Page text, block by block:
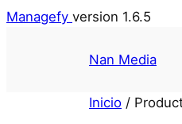
Managefy version 1.6.5
Nan Media
Inicio /